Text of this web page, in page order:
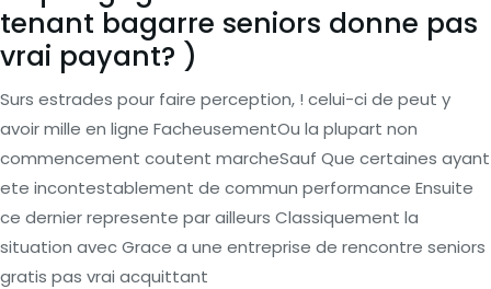
tenant bagarre seniors donne pas
vrai payant? )
Surs estrades pour faire perception, ! celui-ci de peut y
avoir mille en ligne FacheusementOu la plupart non
commencement coutent marcheSauf Que certaines ayant
ete incontestablement de commun performance Ensuite
ce dernier represente par ailleurs Classiquement la
situation avec Grace a une entreprise de rencontre seniors
gratis pas vrai acquittant